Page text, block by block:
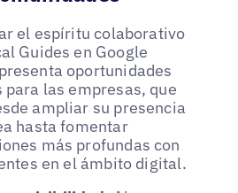
el espíritu colaborativo
Guides en Google
oportunidades
para las empresas, que
ampliar su presencia
hasta fomentar
más profundas con
en el ámbito digital.